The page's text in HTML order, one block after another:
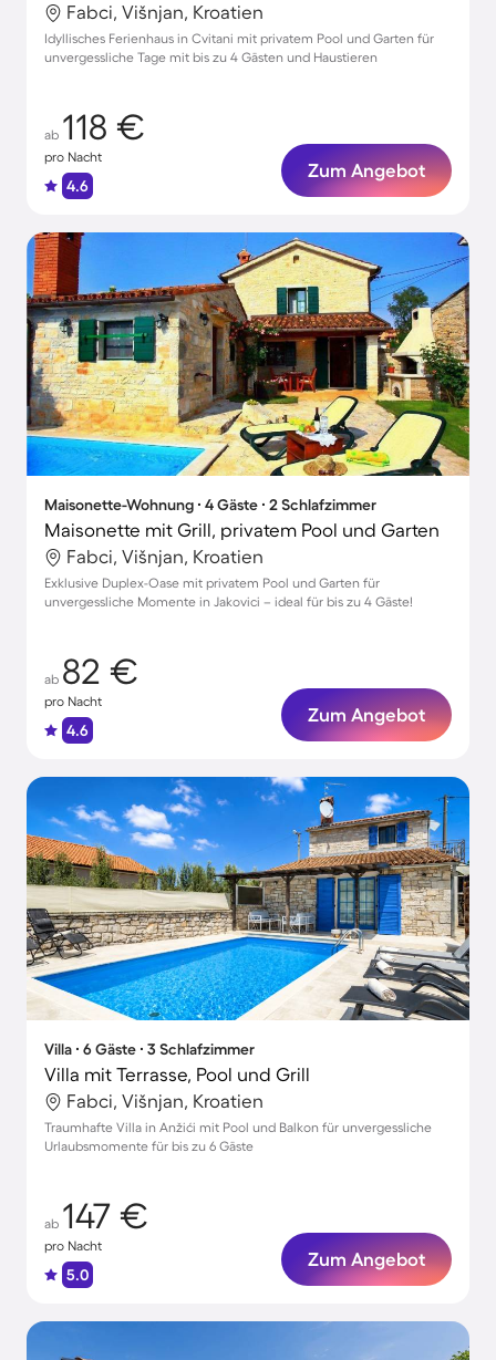
Fabci, Višnjan, Kroatien
Idyllisches Ferienhaus in Cvitani mit privatem Pool und Garten für
unvergessliche Tage mit bis zu 4 Gästen und Haustieren
ab 118 €
pro Nacht
4.6
Zum Angebot
Maisonette-Wohnung ∙ 4 Gäste ∙ 2 Schlafzimmer
Maisonette mit Grill, privatem Pool und Garten
Fabci, Višnjan, Kroatien
Exklusive Duplex-Oase mit privatem Pool und Garten für
unvergessliche Momente in Jakovici – ideal für bis zu 4 Gäste!
ab 82 €
pro Nacht
4.6
Zum Angebot
Villa ∙ 6 Gäste ∙ 3 Schlafzimmer
Villa mit Terrasse, Pool und Grill
Fabci, Višnjan, Kroatien
Traumhafte Villa in Anžići mit Pool und Balkon für unvergessliche
Urlaubsmomente für bis zu 6 Gäste
ab 147 €
pro Nacht
5.0
Zum Angebot